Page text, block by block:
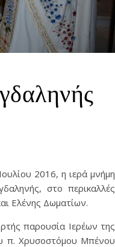
2016, η ιερά μνήμη
στο περικαλλές
Ελένης Δωματίων.
παρουσία Ιερέων της
π. Χρυσοστόμου Μπένου